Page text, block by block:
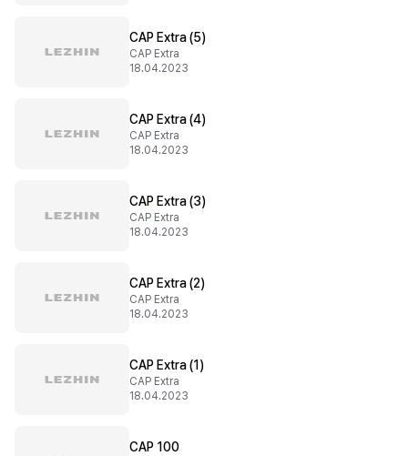
CAP Extra (5)
CAP Extra
18.04.2023
CAP Extra (4)
CAP Extra
18.04.2023
CAP Extra (3)
CAP Extra
18.04.2023
CAP Extra (2)
CAP Extra
18.04.2023
CAP Extra (1)
CAP Extra
18.04.2023
CAP 100